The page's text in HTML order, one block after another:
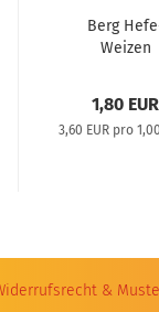
Berg
Weizen
1,80 EUR
3,60 EUR pro
&